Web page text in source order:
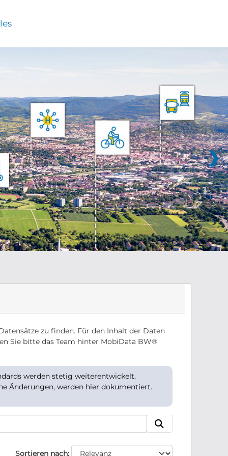
❯
zu finden. Für den Inhalt der Daten
Sie bitte das Team hinter MobiData BW®
werden stetig weiterentwickelt.
Änderungen, werden hier dokumentiert.
Sortieren nach